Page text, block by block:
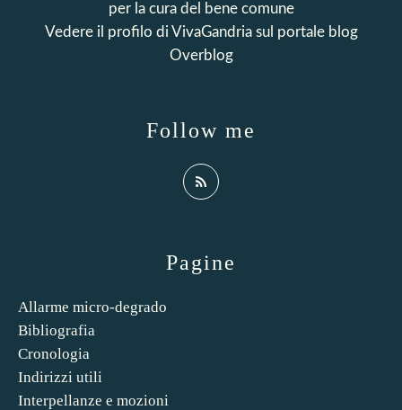
Pagine
Allarme micro-degrado
Bibliografia
Cronologia
Indirizzi utili
Interpellanze e mozioni
per la cura del bene comune
Vedere il profilo di VivaGandriasul portale blog
Overblog
Follow me